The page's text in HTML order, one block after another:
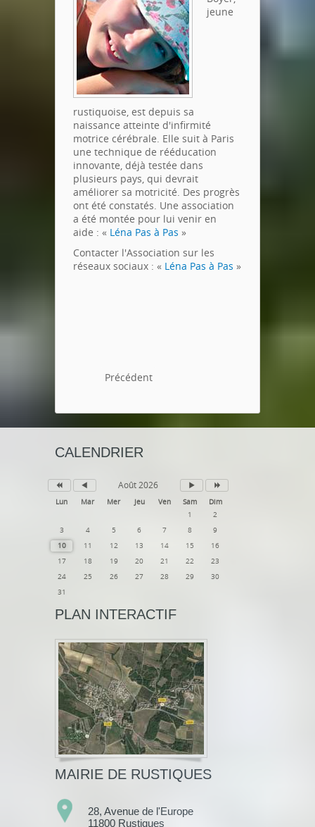
jeune
rustiquoise, est depuis sa
naissance atteinte d'infirmité
motrice cérébrale. Elle suit à Paris
une technique de rééducation
innovante, déjà testée dans
plusieurs pays, qui devrait
améliorer sa motricité. Des progrès
ont été constatés. Une association
a été montée pour lui venir en
aide : « Léna Pas à Pas »
Contacter l'Association sur les
réseaux sociaux : « Léna Pas à Pas »
Précédent
CALENDRIER
Août 2026
Lun Mar Mer Jeu Ven Sam
Dim
1
2
3
4 5 6 7 8
9
10
11 12 13 14 15
16
17
18 19 20 21 22
23
24
25 26 27 28 29
30
31
PLAN INTERACTIF
MAIRIE DE RUSTIQUES
28, Avenue de l'Europe
11800 Rustiques